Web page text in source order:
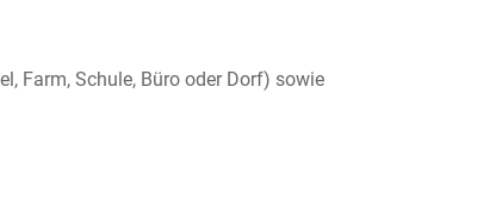
Farm, Schule, Büro oder Dorf) sowie